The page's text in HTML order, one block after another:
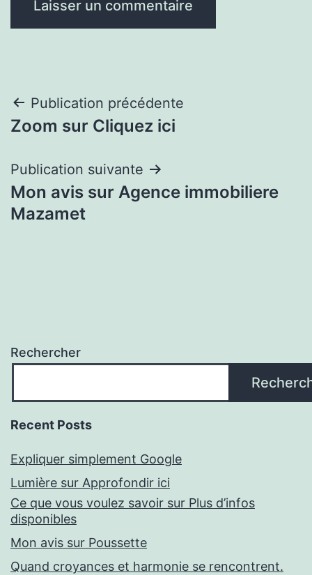
Navigation
de
l’article
Publication précédente
Zoom sur Cliquez ici
Publication suivante
Mon avis sur Agence immobiliere
Mazamet
Rechercher
Recent Posts
Expliquer simplement Google
Lumière sur Approfondir ici
Ce que vous voulez savoir sur Plus d’infos
disponibles
Mon avis sur Poussette
Quand croyances et harmonie se rencontrent.